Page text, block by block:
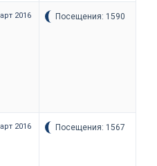
2016 Посещения: 1590
2016 Посещения: 1567